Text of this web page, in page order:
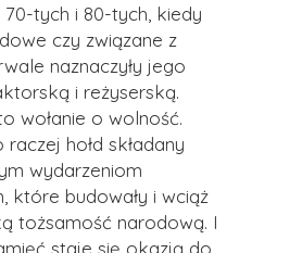
70-tych i 80-tych, kiedy
czy związane z
naznaczyły jego
i reżyserską.
wołanie o wolność.
raczej hołd składany
wydarzeniom
które budowały i wciąż
tożsamość narodową. I
staje się okazją do